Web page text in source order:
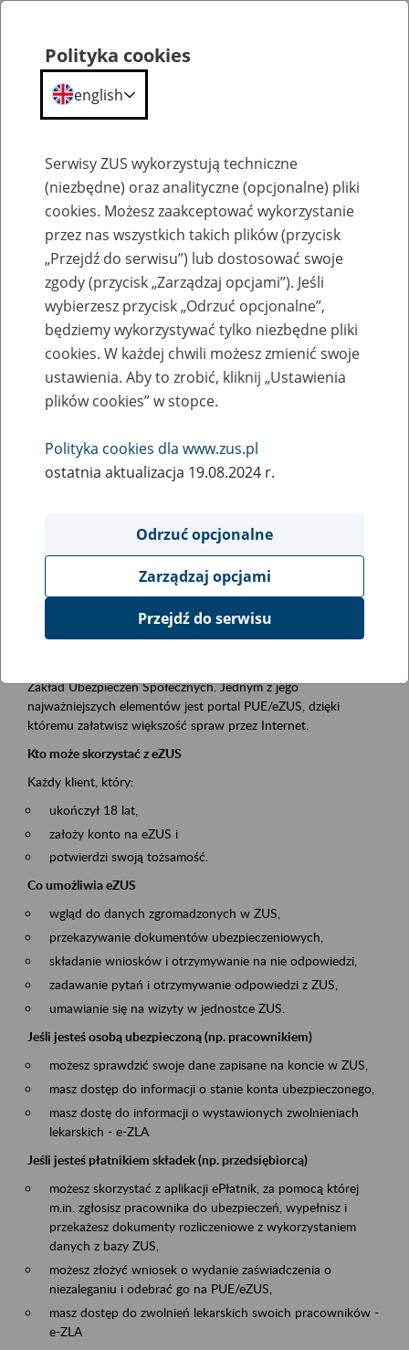
Szkolenia
Zaproś ZUS do siebie - zakładanie profili
eZUS w siedzibie Twojej firmy
Rodzaj wydarzenia
Szkolenia
obsługa klientów
Event description
Platforma Usług Elektronicznych ZUS eZUS
Zakład Ubezpieczeń Społecznych. Jednym z jego
najważniejszych elementów jest portal PUE/eZUS, dzięki
któremu załatwisz większość spraw przez Internet.
Kto może skorzystać z eZUS
Każdy klient, który:
ukończył 18 lat,
założy konto na eZUS i
potwierdzi swoją tożsamość.
Co umożliwia eZUS
wgląd do danych zgromadzonych w ZUS,
przekazywanie dokumentów ubezpieczeniowych,
składanie wniosków i otrzymywanie na nie odpowiedzi,
zadawanie pytań i otrzymywanie odpowiedzi z ZUS,
umawianie się na wizyty w jednostce ZUS.
Jeśli jesteś osobą ubezpieczoną (np. pracownikiem)
możesz sprawdzić swoje dane zapisane na koncie w ZUS,
masz dostęp do informacji o stanie konta ubezpieczonego,
masz dostę do informacji o wystawionych zwolnieniach
lekarskich - e-ZLA
Jeśli jesteś płatnikiem składek (np. przedsiębiorcą)
możesz skorzystać z aplikacji ePłatnik, za pomocą której
m.in. zgłosisz pracownika do ubezpieczeń, wypełnisz i
przekażesz dokumenty rozliczeniowe z wykorzystaniem
danych z bazy ZUS,
możesz złożyć wniosek o wydanie zaświadczenia o
niezaleganiu i odebrać go na PUE/eZUS,
masz dostęp do zwolnień lekarskich swoich pracowników -
e-ZLA
Polityka cookies
english
Serwisy ZUS wykorzystują techniczne
(niezbędne) oraz analityczne (opcjonalne) pliki
cookies. Możesz zaakceptować wykorzystanie
przez nas wszystkich takich plików (przycisk
„Przejdź do serwisu”) lub dostosować swoje
zgody (przycisk „Zarządzaj opcjami”). Jeśli
wybierzesz przycisk „Odrzuć opcjonalne”,
będziemy wykorzystywać tylko niezbędne pliki
cookies. W każdej chwili możesz zmienić swoje
ustawienia. Aby to zrobić, kliknij „Ustawienia
plików cookies” w stopce.
Polityka cookies dla www.zus.pl
ostatnia aktualizacja 19.08.2024 r.
Odrzuć opcjonalne
Zarządzaj opcjami
Przejdź do serwisu